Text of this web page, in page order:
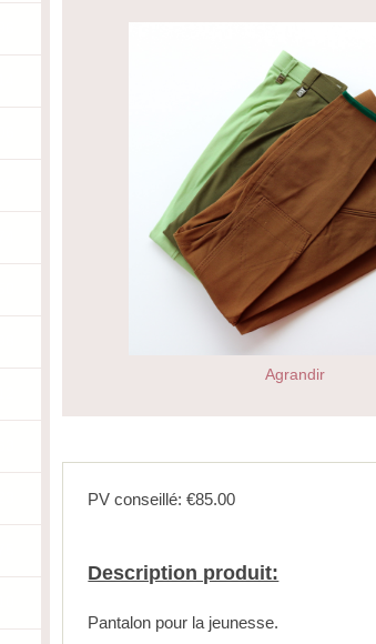
Agrandir
PV conseillé: €85.00
Description produit:
Pantalon pour la jeunesse.